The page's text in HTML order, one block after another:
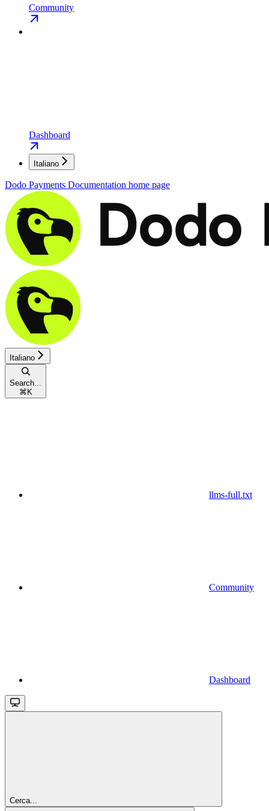
Community
Dashboard
Italiano
Dodo Payments Documentation home page
Italiano
Search...
⌘ K
llms-full.txt
Community
Dashboard
Cerca...